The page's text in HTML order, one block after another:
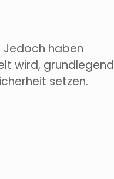
Jedoch haben
wird, grundlegend
setzen.